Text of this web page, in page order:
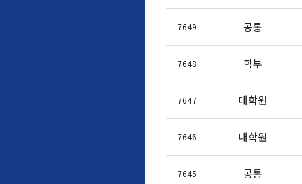
7649 공통
7648 학부
7647 대학원
7646 대학원
7645 공통